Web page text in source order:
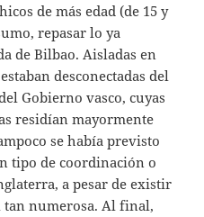
de más edad (de 15 y
repasar lo ya
de Bilbao. Aisladas en
desconectadas del
Gobierno vasco, cuyas
residían mayormente
se había previsto
tipo de coordinación o
a pesar de existir
numerosa. Al final,